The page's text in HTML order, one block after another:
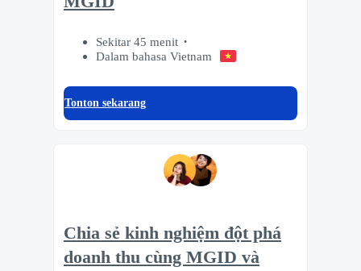
Sekitar 45 menit
Dalam bahasa Vietnam
Tonton sekarang
Chia sẻ kinh nghiệm đột phá
doanh thu cùng MGID và